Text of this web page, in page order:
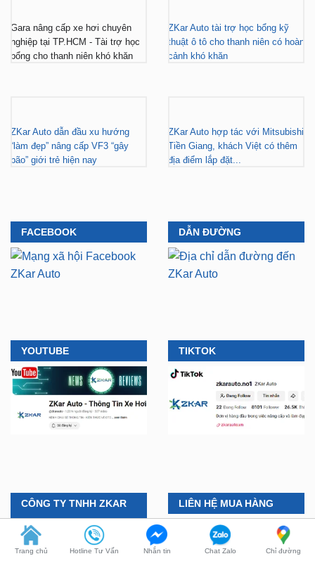
Gara nâng cấp xe hơi chuyên
nghiệp tại TP.HCM - Tài trợ học
bổng cho thanh niên khó khăn
ZKar Auto tài trợ học bổng kỹ
thuật ô tô cho thanh niên có hoàn
cảnh khó khăn
ZKar Auto dẫn đầu xu hướng
“làm đẹp” nâng cấp VF3 “gây
bão” giới trẻ hiện nay
ZKar Auto hợp tác với Mitsubishi
Tiền Giang, khách Việt có thêm
địa điểm lắp đặt...
FACEBOOK DẪN ĐƯỜNG
YOUTUBE TIKTOK
CÔNG TY TNHH ZKAR
AUTO
Chi Nhánh 1:277–279
LIÊN HỆ MUA HÀNG
Lắp đặt tận nơi, tại nhà
ở TPHCM, Bình Dương và
Trang chủ Hotline Tư Vấn Nhắn tin Chat Zalo Chỉ đường